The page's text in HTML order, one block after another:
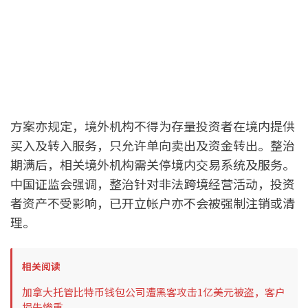
方案亦规定，境外机构不得为存量投资者在境内提供
买入及转入服务，只允许单向卖出及资金转出。整治
期满后，相关境外机构需关停境内交易系统及服务。
中国证监会强调，整治针对非法跨境经营活动，投资
者资产不受影响，已开立帐户亦不会被强制注销或清
理。
相关阅读
加拿大托管比特币钱包公司遭黑客攻击1亿美元被盗，客户